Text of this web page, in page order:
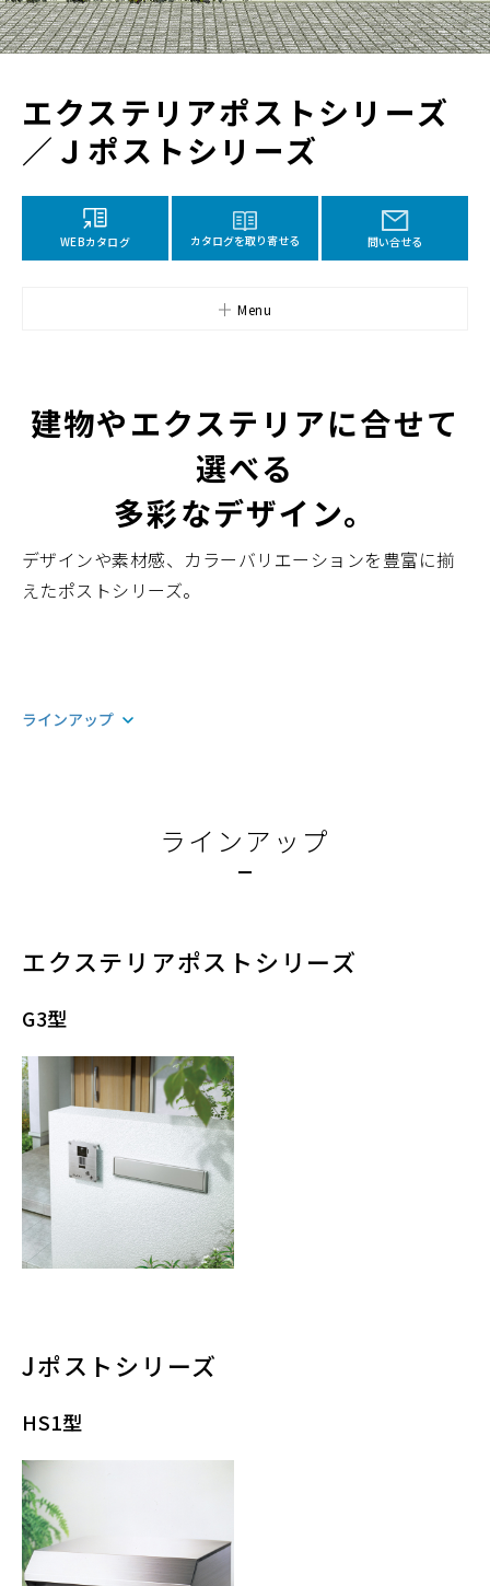
エクステリアポストシリーズ
／Ｊポストシリーズ
WEBカタログ カタログを取り寄せる 問い合せる
Menu
建物やエクステリアに合せて
選べる
多彩なデザイン。
デザインや素材感、カラーバリエーションを豊富に揃
えたポストシリーズ。
ラインアップ
ラインアップ
エクステリアポストシリーズ
G3型
Jポストシリーズ
HS1型